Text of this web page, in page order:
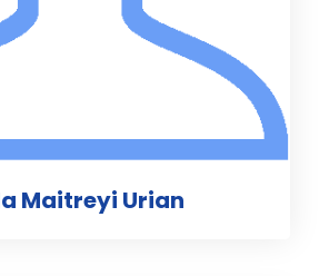
Maitreyi Urian